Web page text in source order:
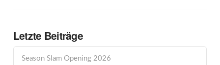
Letzte Beiträge
Season Slam Opening 2026